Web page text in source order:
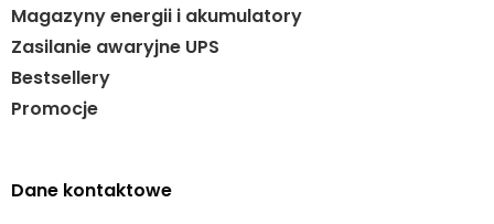
Magazyny energii i akumulatory
Zasilanie awaryjne UPS
Bestsellery
Promocje
Dane kontaktowe